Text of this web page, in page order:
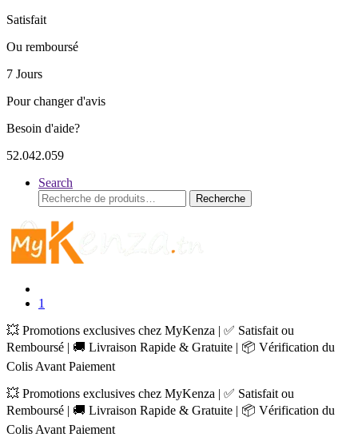
Satisfait
Ou remboursé
7 Jours
Pour changer d'avis
Besoin d'aide?
52.042.059
Search
Recherche
pour :
Recherche
1
💥 Promotions exclusives chez MyKenza | ✅ Satisfait ou
Remboursé | 🚚 Livraison Rapide & Gratuite | 📦 Vérification du
Colis Avant Paiement
💥 Promotions exclusives chez MyKenza | ✅ Satisfait ou
Remboursé | 🚚 Livraison Rapide & Gratuite | 📦 Vérification du
Colis Avant Paiement